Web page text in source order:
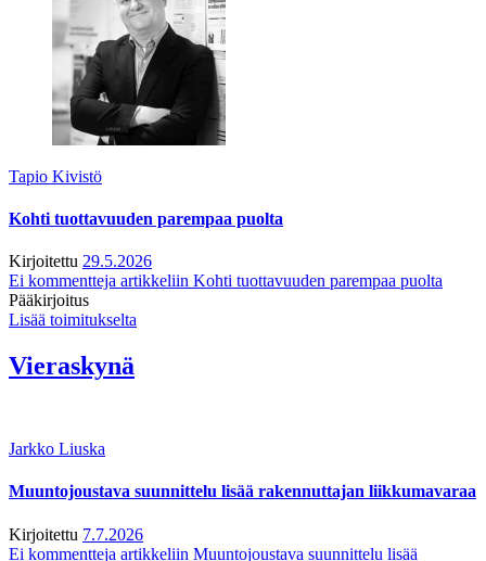
Tapio Kivistö
Kohti tuottavuuden parempaa puolta
Kirjoitettu 29.5.2026
Ei kommentteja artikkeliin Kohti tuottavuuden parempaa puolta
Pääkirjoitus
Lisää toimitukselta
Vieraskynä
Jarkko Liuska
Muuntojoustava suunnittelu lisää rakennuttajan liikkumavaraa
Kirjoitettu 7.7.2026
Ei kommentteja artikkeliin Muuntojoustava suunnittelu lisää